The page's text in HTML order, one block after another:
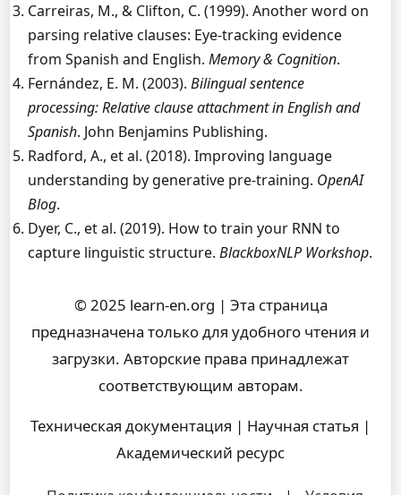
Carreiras, M., & Clifton, C. (1999). Another word on
parsing relative clauses: Eye-tracking evidence
from Spanish and English. Memory & Cognition.
Fernández, E. M. (2003). Bilingual sentence
processing: Relative clause attachment in English and
Spanish. John Benjamins Publishing.
Radford, A., et al. (2018). Improving language
understanding by generative pre-training. OpenAI
Blog.
Dyer, C., et al. (2019). How to train your RNN to
capture linguistic structure. BlackboxNLP Workshop.
© 2025 learn-en.org | Эта страница
предназначена только для удобного чтения и
загрузки. Авторские права принадлежат
соответствующим авторам.
Техническая документация | Научная статья |
Академический ресурс